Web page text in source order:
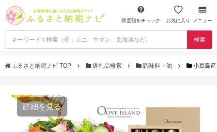
限度額をチェック お気に入り メニュー
検索
ふるさと納税ナビ TOP 返礼品検索 調味料・油 小豆島
詳細を見る